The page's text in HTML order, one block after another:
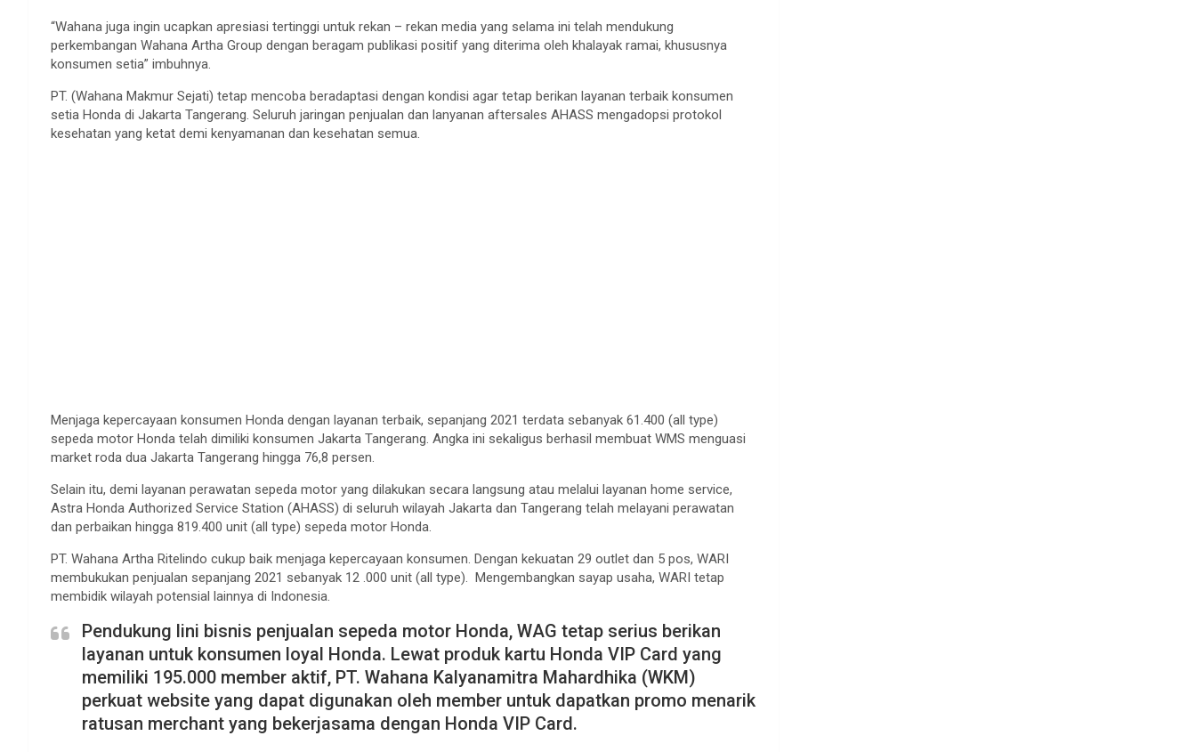
“Wahana juga ingin ucapkan apresiasi tertinggi untuk rekan – rekan media yang selama ini telah mendukung
perkembangan Wahana Artha Group dengan beragam publikasi positif yang diterima oleh khalayak ramai, khususnya
konsumen setia” imbuhnya.
PT. (Wahana Makmur Sejati) tetap mencoba beradaptasi dengan kondisi agar tetap berikan layanan terbaik konsumen
setia Honda di Jakarta Tangerang. Seluruh jaringan penjualan dan lanyanan aftersales AHASS mengadopsi protokol
kesehatan yang ketat demi kenyamanan dan kesehatan semua.
Menjaga kepercayaan konsumen Honda dengan layanan terbaik, sepanjang 2021 terdata sebanyak 61.400 (all type)
sepeda motor Honda telah dimiliki konsumen Jakarta Tangerang. Angka ini sekaligus berhasil membuat WMS menguasi
market roda dua Jakarta Tangerang hingga 76,8 persen.
Selain itu, demi layanan perawatan sepeda motor yang dilakukan secara langsung atau melalui layanan home service,
Astra Honda Authorized Service Station (AHASS) di seluruh wilayah Jakarta dan Tangerang telah melayani perawatan
dan perbaikan hingga 819.400 unit (all type) sepeda motor Honda.
PT. Wahana Artha Ritelindo cukup baik menjaga kepercayaan konsumen. Dengan kekuatan 29 outlet dan 5 pos, WARI
membukukan penjualan sepanjang 2021 sebanyak 12 .000 unit (all type). Mengembangkan sayap usaha, WARI tetap
membidik wilayah potensial lainnya di Indonesia.
Pendukung lini bisnis penjualan sepeda motor Honda, WAG tetap serius berikan
layanan untuk konsumen loyal Honda. Lewat produk kartu Honda VIP Card yang
memiliki 195.000 member aktif, PT. Wahana Kalyanamitra Mahardhika (WKM)
perkuat website yang dapat digunakan oleh member untuk dapatkan promo menarik
ratusan merchant yang bekerjasama dengan Honda VIP Card.